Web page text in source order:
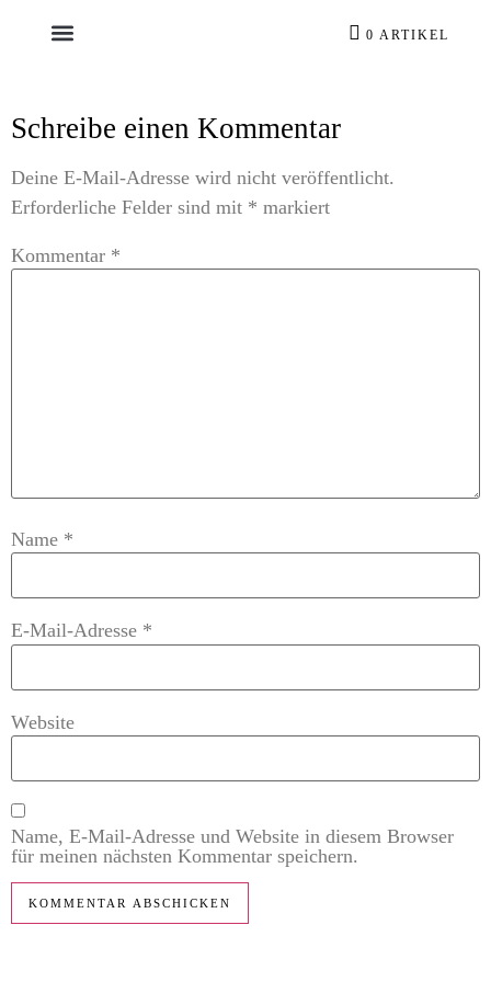
0 ARTIKEL
Schreibe einen Kommentar
Deine E-Mail-Adresse wird nicht veröffentlicht.
Erforderliche Felder sind mit * markiert
Kommentar *
Name *
E-Mail-Adresse *
Website
Name, E-Mail-Adresse und Website in diesem Browser
für meinen nächsten Kommentar speichern.